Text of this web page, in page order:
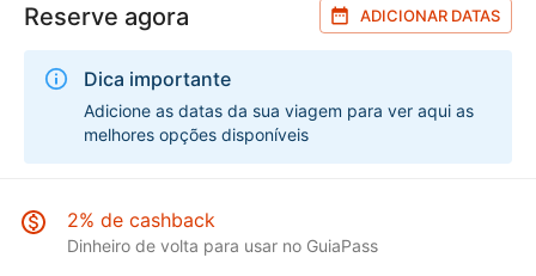
Reserve agora ADICIONAR DATAS
Dica importante
Adicione as datas da sua viagem para ver aqui as
melhores opções disponíveis
2% de cashback
Dinheiro de volta para usar no GuiaPass